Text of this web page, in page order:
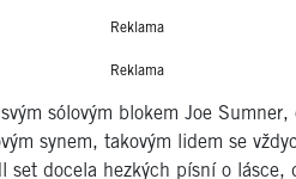
Reklama
Reklama
sólovým blokem Joe
synem, takovým lidem se
set docela hezkých písní o lásce,